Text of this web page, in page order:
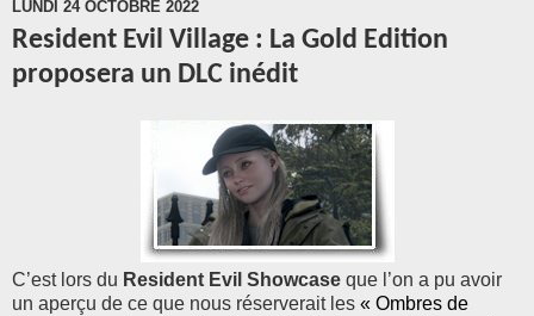
LUNDI 24 OCTOBRE 2022
Resident Evil Village : La Gold Edition
proposera un DLC inédit
C’est lors du Resident Evil Showcase que l’on a pu avoir
un aperçu de ce que nous réserverait les « Ombres de